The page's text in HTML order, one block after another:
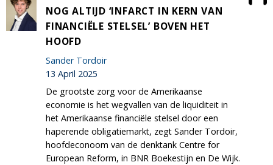
NOG ALTIJD ‘INFARCT IN KERN VAN
FINANCIËLE STELSEL’ BOVEN HET
HOOFD
Sander Tordoir
13 April 2025
De grootste zorg voor de Amerikaanse
economie is het wegvallen van de liquiditeit in
het Amerikaanse financiële stelsel door een
haperende obligatiemarkt, zegt Sander Tordoir,
hoofdeconoom van de denktank Centre for
European Reform, in BNR Boekestijn en De Wijk.